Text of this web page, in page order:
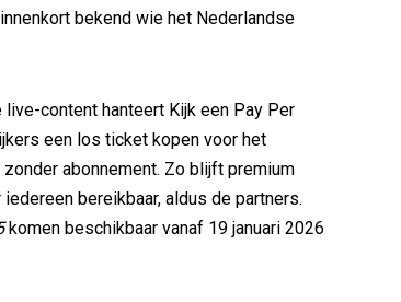
bekend wie het Nederlandse
content hanteert Kijk een Pay Per
een los ticket kopen voor het
abonnement. Zo blijft premium
bereikbaar, aldus de partners.
komen beschikbaar vanaf 19 januari 2026